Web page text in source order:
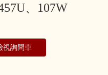
、107W
視詢問車